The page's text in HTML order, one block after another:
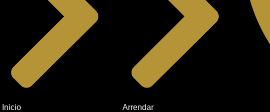
Inicio Arrendar